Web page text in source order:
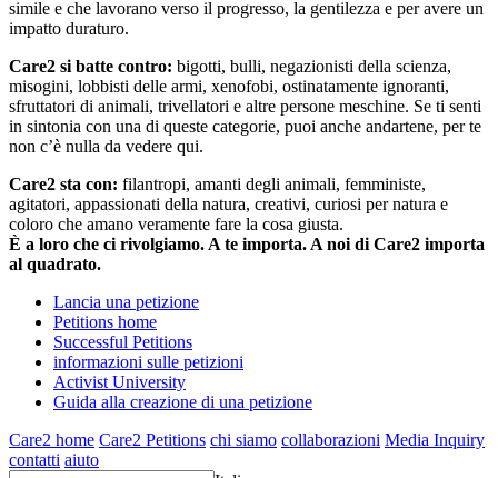
simile e che lavorano verso il progresso, la gentilezza e per avere un
impatto duraturo.
Care2 si batte contro: bigotti, bulli, negazionisti della scienza,
misogini, lobbisti delle armi, xenofobi, ostinatamente ignoranti,
sfruttatori di animali, trivellatori e altre persone meschine. Se ti senti
in sintonia con una di queste categorie, puoi anche andartene, per te
non c’è nulla da vedere qui.
Care2 sta con: filantropi, amanti degli animali, femministe,
agitatori, appassionati della natura, creativi, curiosi per natura e
coloro che amano veramente fare la cosa giusta.
È a loro che ci rivolgiamo. A te importa. A noi di Care2 importa
al quadrato.
Lancia una petizione
Petitions home
Successful Petitions
informazioni sulle petizioni
Activist University
Guida alla creazione di una petizione
Care2 home Care2 Petitions chi siamo collaborazioni Media Inquiry
contatti aiuto